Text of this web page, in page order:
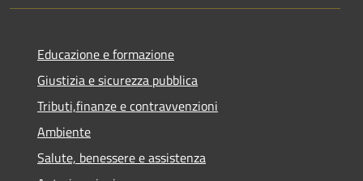
Educazione e formazione
Giustizia e sicurezza pubblica
Tributi,finanze e contravvenzioni
Ambiente
Salute, benessere e assistenza